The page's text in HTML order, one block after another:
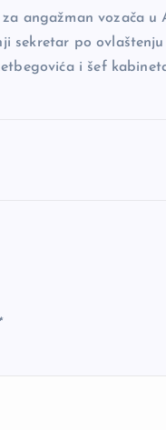
angažman vozača u
sekretar po
i šef